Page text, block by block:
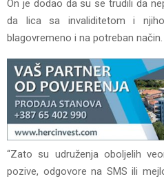
On je dodao da su se trudili da
da lica sa invaliditetom i
blagovremeno i na potreban način.
“Zato su udruženja oboljelih
pozive, odgovore na SMS ili